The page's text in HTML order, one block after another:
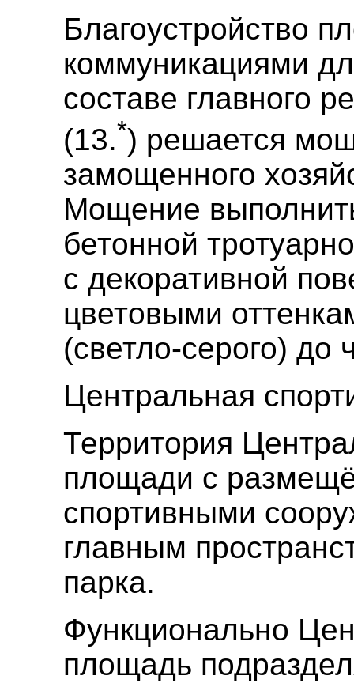
Благоустройство
коммуникациями
составе главного
(13.*) решается
замощенного
Мощение
бетонной
с декоративной
цветовыми
(светло-серого) до
Центральная
Территория
площади с
спортивными
главным
парка.
Функционально
площадь